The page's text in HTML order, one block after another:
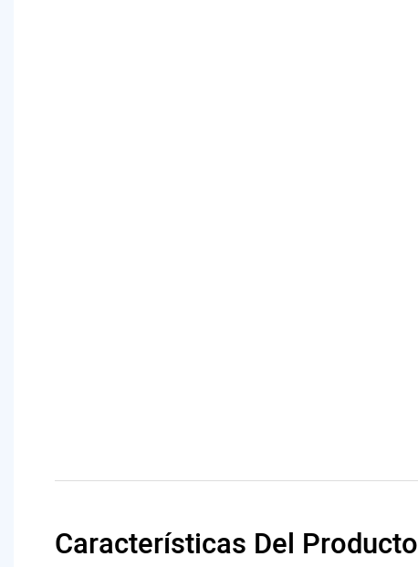
Características Del Producto